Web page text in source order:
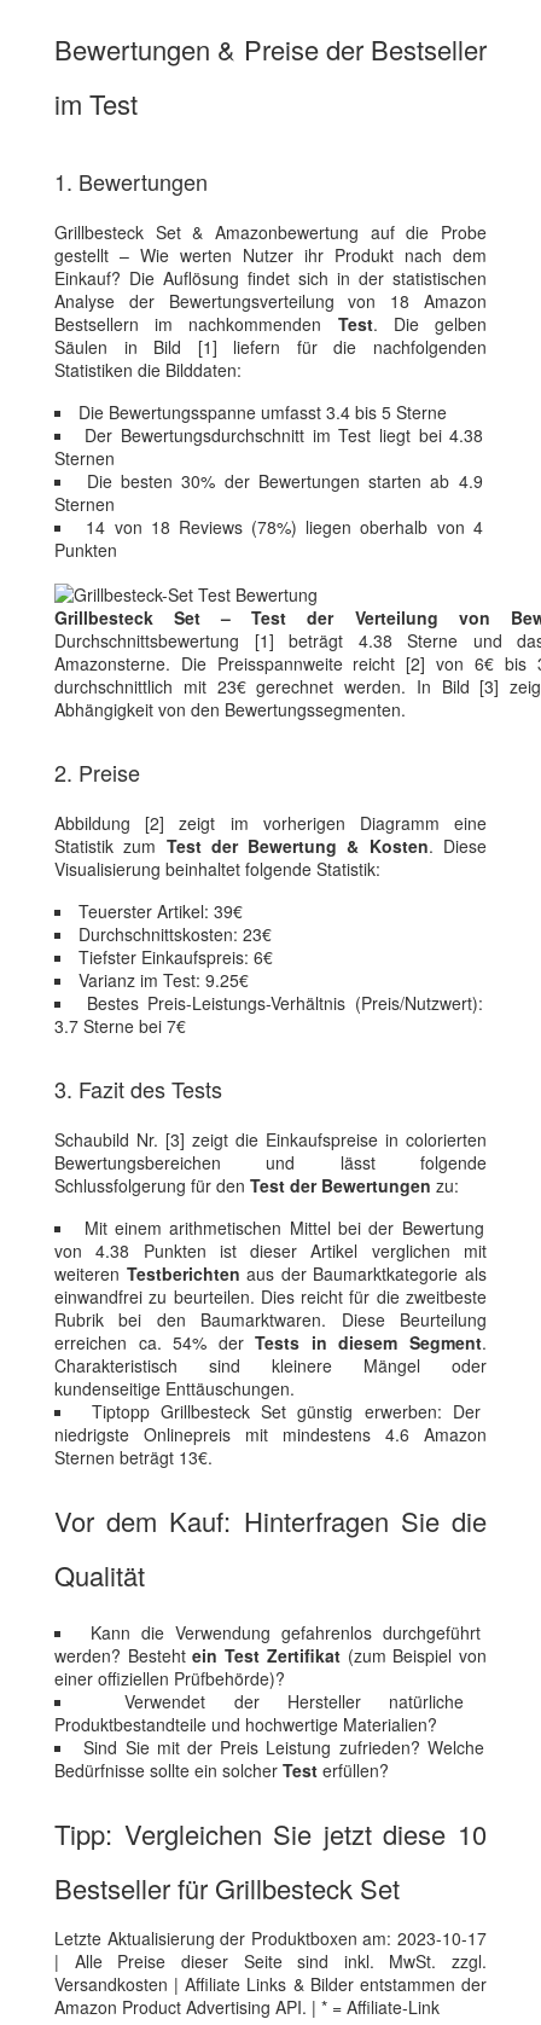
Bewertungen & Preise der Bestseller
im Test
1. Bewertungen
Grillbesteck Set & Amazonbewertung auf die Probe
gestellt – Wie werten Nutzer ihr Produkt nach dem
Einkauf? Die Auflösung findet sich in der statistischen
Analyse der Bewertungsverteilung von 18 Amazon
Bestsellern im nachkommenden Test. Die gelben
Säulen in Bild [1] liefern für die nachfolgenden
Statistiken die Bilddaten:
Die Bewertungsspanne umfasst 3.4 bis 5 Sterne
Der Bewertungsdurchschnitt im Test liegt bei 4.38
Sternen
Die besten 30% der Bewertungen starten ab 4.9
Sternen
14 von 18 Reviews (78%) liegen oberhalb von 4
Punkten
Grillbesteck Set – Test der Verteilung von
Durchschnittsbewertung [1] beträgt 4.38 Sterne und
Amazonsterne. Die Preisspannweite reicht [2] von 6€ bis
durchschnittlich mit 23€ gerechnet werden. In Bild [3]
Abhängigkeit von den Bewertungssegmenten.
2. Preise
Abbildung [2] zeigt im vorherigen Diagramm eine
Statistik zum Test der Bewertung & Kosten. Diese
Visualisierung beinhaltet folgende Statistik:
Teuerster Artikel: 39€
Durchschnittskosten: 23€
Tiefster Einkaufspreis: 6€
Varianz im Test: 9.25€
Bestes Preis-Leistungs-Verhältnis (Preis/Nutzwert):
3.7 Sterne bei 7€
3. Fazit des Tests
Schaubild Nr. [3] zeigt die Einkaufspreise in colorierten
Bewertungsbereichen und lässt folgende
Schlussfolgerung für den Test der Bewertungen zu:
Mit einem arithmetischen Mittel bei der Bewertung
von 4.38 Punkten ist dieser Artikel verglichen mit
weiteren Testberichten aus der Baumarktkategorie als
einwandfrei zu beurteilen. Dies reicht für die zweitbeste
Rubrik bei den Baumarktwaren. Diese Beurteilung
erreichen ca. 54% derTests in diesem Segment.
Charakteristisch sind kleinere Mängel oder
kundenseitige Enttäuschungen.
Tiptopp Grillbesteck Set günstig erwerben: Der
niedrigste Onlinepreis mit mindestens 4.6 Amazon
Sternen beträgt 13€.
Vor dem Kauf: Hinterfragen Sie die
Qualität
Kann die Verwendung gefahrenlos durchgeführt
werden? Bestehtein Test Zertifikat(zum Beispiel von
einer offiziellen Prüfbehörde)?
Verwendet der Hersteller natürliche
Produktbestandteile und hochwertige Materialien?
Sind Sie mit der Preis Leistung zufrieden? Welche
Bedürfnisse sollte ein solcher Test erfüllen?
Tipp: Vergleichen Sie jetzt diese 10
Bestseller für Grillbesteck Set
Letzte Aktualisierung der Produktboxen am: 2023-10-17
| Alle Preise dieser Seite sind inkl. MwSt. zzgl.
Versandkosten | Affiliate Links & Bilder entstammen der
Amazon Product Advertising API. | * = Affiliate-Link